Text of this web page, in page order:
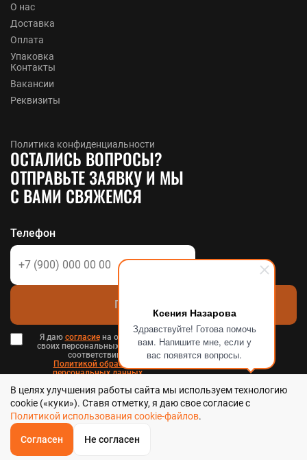
Ксения Назарова
Здравствуйте! Готова помочь
вам. Напишите мне, если у
вас появятся вопросы.
ОБРАТНЫЙЗВОНОК
О нас
Доставка
Оплата
Упаковка
Контакты
Вакансии
Реквизиты
Политика конфиденциальности
ОСТАЛИСЬ ВОПРОСЫ?
ОТПРАВЬТЕ ЗАЯВКУ И МЫ
С ВАМИ СВЯЖЕМСЯ
Телефон
Позвоните мне
Я даю согласиена обработку
своих персональных данных в
соответствии с
Политикой обработки
персональных данных
Пользовательским соглашением .
Стальтека - библиотека стальных решений в Хабаровске, 2026
Главная
В целях улучшения работы сайта мы используем технологию
cookie («куки»). Ставя отметку, я даю свое согласие с
Политикой использования cookie-файлов.
Согласен Не согласен